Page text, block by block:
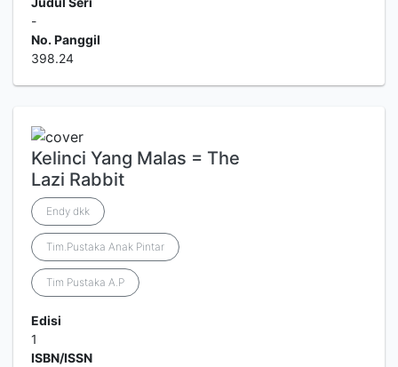
-
No. Panggil
398.24
Kelinci Yang Malas = The
Lazi Rabbit
Endy dkk
Tim.Pustaka Anak Pintar
Tim Pustaka A.P
Edisi
1
ISBN/ISSN